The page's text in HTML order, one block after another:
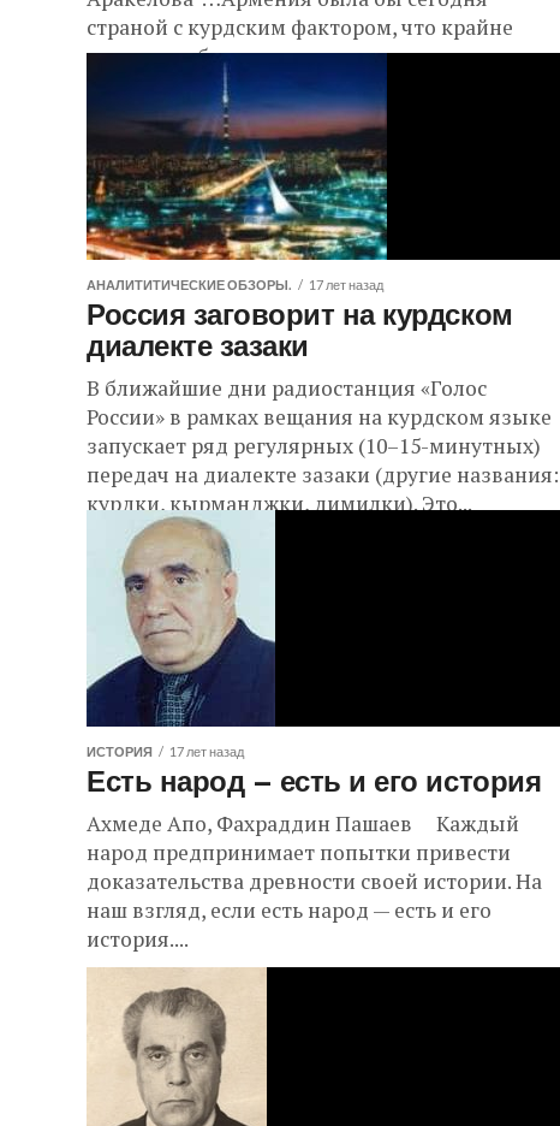
страной с курдским фактором, что крайне
опасно в и без...
АНАЛИТИТИЧЕСКИЕ ОБЗОРЫ. 17 лет назад
Россия заговорит на курдском
диалекте зазаки
В ближайшие дни радиостанция «Голос
России» в рамках вещания на курдском языке
запускает ряд регулярных (10–15-минутных)
передач на диалекте зазаки (другие названия:
курдки, кырманджки, димилки). Это...
ИСТОРИЯ 17 лет назад
Есть народ – есть и его история
Ахмеде Апо, Фахраддин Пашаев Каждый
народ предпринимает попытки привести
доказательства древности своей истории. На
наш взгляд, если есть народ — есть и его
история....